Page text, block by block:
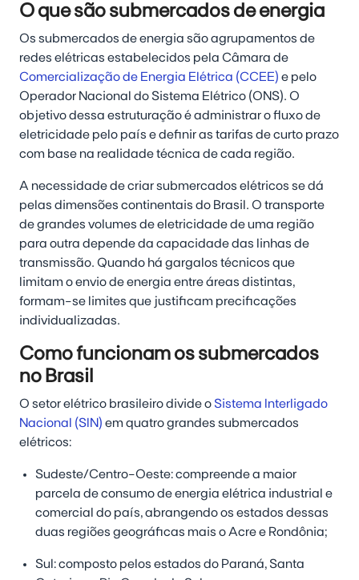
O que são submercados de energia
Os submercados de energia são agrupamentos de
redes elétricas estabelecidos pela Câmara de
Comercialização de Energia Elétrica (CCEE) e pelo
Operador Nacional do Sistema Elétrico (ONS). O
objetivo dessa estruturação é administrar o fluxo de
eletricidade pelo país e definir as tarifas de curto prazo
com base na realidade técnica de cada região.
A necessidade de criar submercados elétricos se dá
pelas dimensões continentais do Brasil. O transporte
de grandes volumes de eletricidade de uma região
para outra depende da capacidade das linhas de
transmissão. Quando há gargalos técnicos que
limitam o envio de energia entre áreas distintas,
formam-se limites que justificam precificações
individualizadas.
Como funcionam os submercados
no Brasil
O setor elétrico brasileiro divide o Sistema Interligado
Nacional (SIN) em quatro grandes submercados
elétricos:
Sudeste/Centro-Oeste: compreende a maior
parcela de consumo de energia elétrica industrial e
comercial do país, abrangendo os estados dessas
duas regiões geográficas mais o Acre e Rondônia;
Sul: composto pelos estados do Paraná, Santa